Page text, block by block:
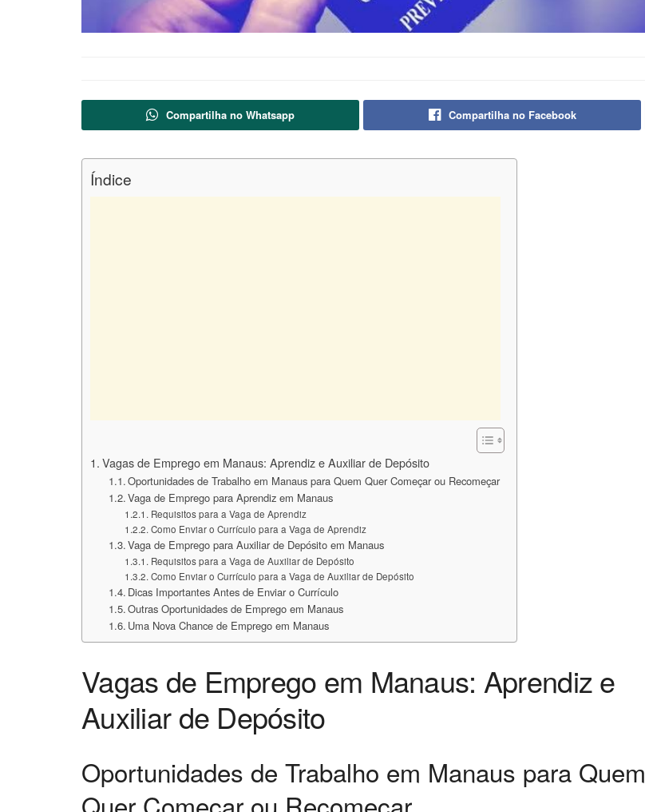
Compartilha no Whatsapp Compartilha no Facebook
Índice
Vagas de Emprego em Manaus: Aprendiz e Auxiliar de Depósito
Oportunidades de Trabalho em Manaus para Quem Quer Começar ou Recomeçar
Vaga de Emprego para Aprendiz em Manaus
Requisitos para a Vaga de Aprendiz
Como Enviar o Currículo para a Vaga de Aprendiz
Vaga de Emprego para Auxiliar de Depósito em Manaus
Requisitos para a Vaga de Auxiliar de Depósito
Como Enviar o Currículo para a Vaga de Auxiliar de Depósito
Dicas Importantes Antes de Enviar o Currículo
Outras Oportunidades de Emprego em Manaus
Uma Nova Chance de Emprego em Manaus
Vagas de Emprego em Manaus: Aprendiz e
Auxiliar de Depósito
Oportunidades de Trabalho em Manaus para Quem